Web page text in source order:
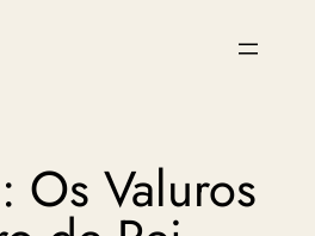
Os Valuros